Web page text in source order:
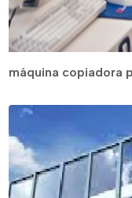
máquina copiadora